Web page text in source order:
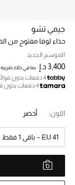
خصم حتى 70%
تسوقوا الآن
ما وصلنا حديثاً
الموسم الجديد
النساء
جيمي تشو
حذاء لوفا مفتوح من
الموسم الجديد
3,400 د.إ بما في ذلك ضريبة
4 دفعات بدون فوائد بقيمة
4 دفعات بدون فوائد بقيمة
اللون: أخضر
EU 41 – باقي 1 فقط